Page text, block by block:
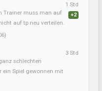
Trainer muss man auf
auf tp neu verteilen.
1 Std
+2
schlechten
ein Spiel gewonnen mit
3 Std